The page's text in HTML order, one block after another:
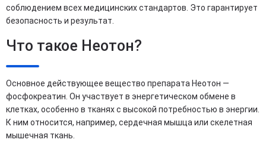
соблюдением всех медицинских стандартов. Это гарантирует
безопасность и результат.
Что такое Неотон?
Основное действующее вещество препарата Неотон —
фосфокреатин. Он участвует в энергетическом обмене в
клетках, особенно в тканях с высокой потребностью в энергии.
К ним относится, например, сердечная мышца или скелетная
мышечная ткань.